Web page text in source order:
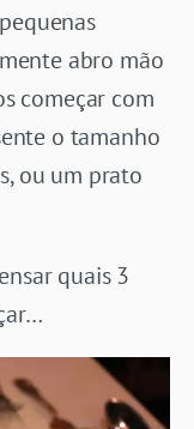
abro mão
começar com
o tamanho
ou um prato
quais 3